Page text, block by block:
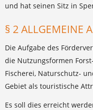
und hat seinen Sitz in
§ 2 ALLGEMEINE
Die Aufgabe des
die Nutzungsformen
Fischerei, Naturschutz-
Gebiet als touristische
Es soll dies erreicht